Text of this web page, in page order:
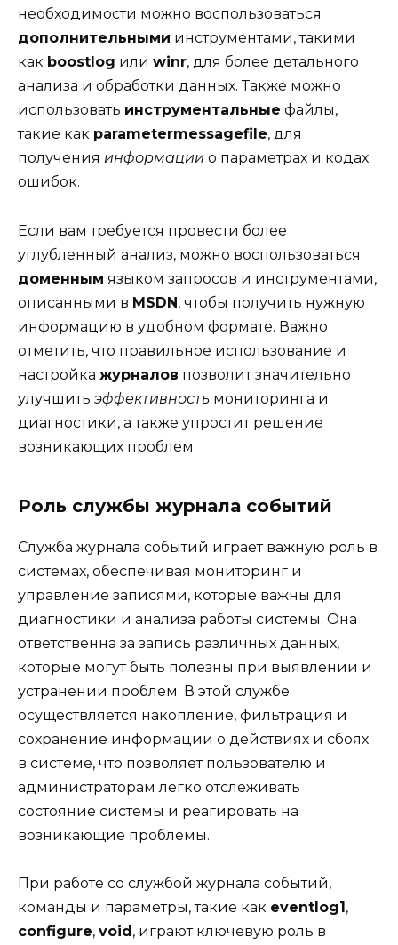
необходимости можно воспользоваться
дополнительными инструментами, такими
как boostlog или winr, для более детального
анализа и обработки данных. Также можно
использовать инструментальные файлы,
такие как parametermessagefile, для
получения информации о параметрах и кодах
ошибок.
Если вам требуется провести более
углубленный анализ, можно воспользоваться
доменным языком запросов и инструментами,
описанными в MSDN, чтобы получить нужную
информацию в удобном формате. Важно
отметить, что правильное использование и
настройка журналов позволит значительно
улучшить эффективность мониторинга и
диагностики, а также упростит решение
возникающих проблем.
Роль службы журнала событий
Служба журнала событий играет важную роль в
системах, обеспечивая мониторинг и
управление записями, которые важны для
диагностики и анализа работы системы. Она
ответственна за запись различных данных,
которые могут быть полезны при выявлении и
устранении проблем. В этой службе
осуществляется накопление, фильтрация и
сохранение информации о действиях и сбоях
в системе, что позволяет пользователю и
администраторам легко отслеживать
состояние системы и реагировать на
возникающие проблемы.
При работе со службой журнала событий,
команды и параметры, такие как eventlog1,
configure, void, играют ключевую роль в